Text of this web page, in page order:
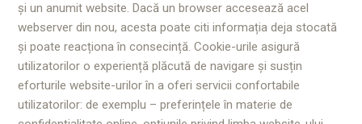
și un anumit website. Dacă un browser accesează acel
webserver din nou, acesta poate citi informația deja stocată
și poate reacționa în consecință. Cookie-urile asigură
utilizatorilor o experiență plăcută de navigare și susțin
eforturile website-urilor în a oferi servicii confortabile
utilizatorilor: de exemplu – preferințele în materie de